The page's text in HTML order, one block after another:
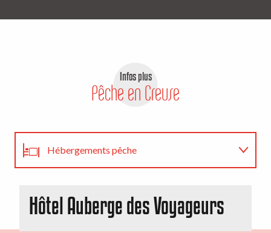
Infos plus
Pêche en Creuse
Hébergements pêche
Cartes de pêche
Hôtel Auberge des Voyageurs